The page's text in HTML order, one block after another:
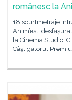
românesc la
18 scurtmetraje
Anim’est,
la Cinema Studio,
Câştigătorul